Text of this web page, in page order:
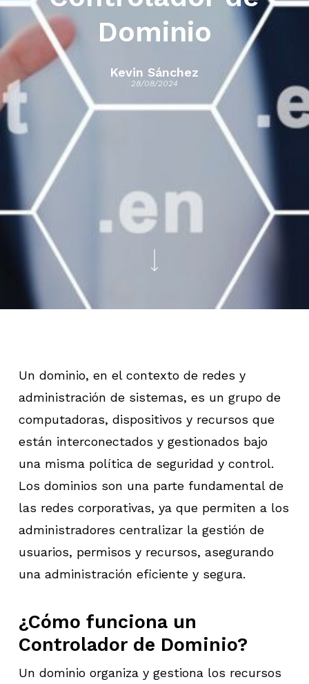
Dominio
Kevin Sánchez
28/08/2024
Un dominio, en el contexto de redes y
administración de sistemas, es un grupo de
computadoras, dispositivos y recursos que
están interconectados y gestionados bajo
una misma política de seguridad y control.
Los dominios son una parte fundamental de
las redes corporativas, ya que permiten a los
administradores centralizar la gestión de
usuarios, permisos y recursos, asegurando
una administración eficiente y segura.
¿Cómo funciona un
Controlador de Dominio?
Un dominio organiza y gestiona los recursos